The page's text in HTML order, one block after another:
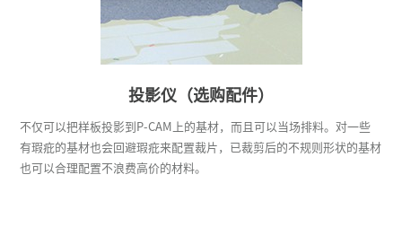
投影仪（选购配件）
不仅可以把样板投影到P-CAM上的基材，而且可以当场排料。对一些
有瑕疪的基材也会回避瑕疪来配置裁片，已裁剪后的不规则形状的基材
也可以合理配置不浪费高价的材料。